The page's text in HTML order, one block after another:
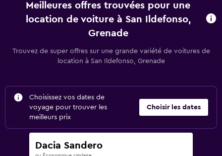
Meilleures offres trouvées pour une
location de voiture à San Ildefonso,
Grenade
Trouvez de super offres sur une grande variété de voitures de
location à San Ildefonso, Grenade
Choisissez vos dates de
voyage pour trouver les
meilleurs prix
Choisir les dates
Dacia Sandero